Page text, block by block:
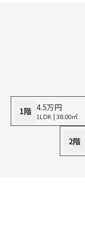
1階 4.5万円
1LDK | 38.00㎡
2階